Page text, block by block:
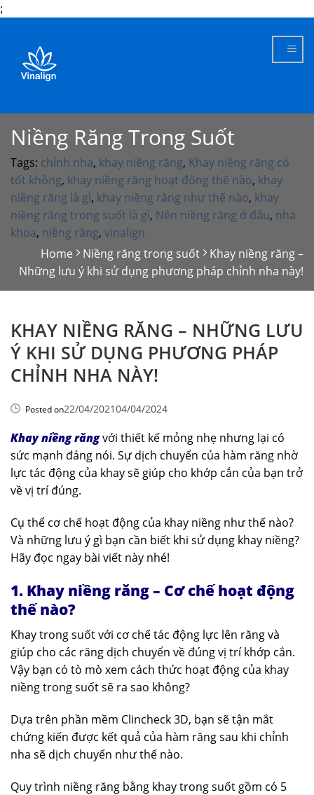
;
content
Niềng Răng Trong Suốt
Tags: chỉnh nha, khay niềng răng, Khay niềng răng có
tốt không, khay niềng răng hoạt động thế nào, khay
niềng răng là gì, khay niềng răng như thế nào, khay
niềng răng trong suốt là gì, Nên niềng răng ở đâu, nha
khoa, niềng răng, vinalign
Home
Niềng răng trong suốt
Khay niềng răng –
Những lưu ý khi sử dụng phương pháp chỉnh nha này!
KHAY NIỀNG RĂNG – NHỮNG LƯU
Ý KHI SỬ DỤNG PHƯƠNG PHÁP
CHỈNH NHA NÀY!
Posted on22/04/202104/04/2024
Khay niềng răngvới thiết kế mỏng nhẹ nhưng lại có
sức mạnh đáng nói. Sự dịch chuyển của hàm răng nhờ
lực tác động của khay sẽ giúp cho khớp cắn của bạn trở
về vị trí đúng.
Cụ thể cơ chế hoạt động của khay niềng như thế nào?
Và những lưu ý gì bạn cần biết khi sử dụng khay niềng?
Hãy đọc ngay bài viết này nhé!
1. Khay niềng răng – Cơ chế hoạt động
thế nào?
Khay trong suốt với cơ chế tác động lực lên răng và
giúp cho các răng dịch chuyển về đúng vị trí khớp cắn.
Vậy bạn có tò mò xem cách thức hoạt động của khay
niềng trong suốt sẽ ra sao không?
Dựa trên phần mềm Clincheck 3D, bạn sẽ tận mắt
chứng kiến được kết quả của hàm răng sau khi chỉnh
nha sẽ dịch chuyển như thế nào.
Quy trình niềng răng bằng khay trong suốt gồm có 5